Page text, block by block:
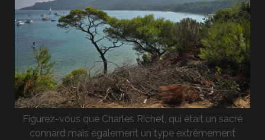
Figurez-vous que Charles Richet, qui était un sacré
connard mais également un type extrêmement